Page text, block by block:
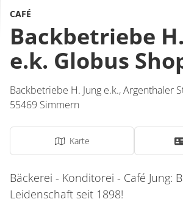
CAFÉ
Backbetriebe
e.k. Globus
Backbetriebe H. Jung e.k.,Argenthaler
55469 Simmern
Karte
Bäckerei - Konditorei - Café Jung:
Leidenschaft seit 1898!